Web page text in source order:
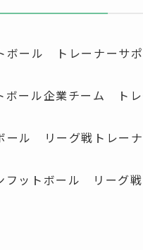
ボール トレーナーサ
ボール企業チーム ト
ール リーグ戦トレー
フットボール リーグ